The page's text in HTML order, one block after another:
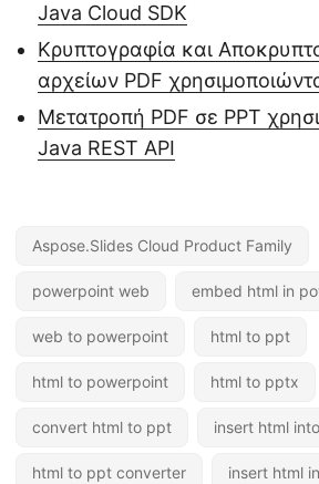
Java Cloud SDK
Κρυπτογραφία και
αρχείων PDF
Μετατροπή PDF σε PPT
Java REST API
Aspose.Slides Cloud Product Family
powerpoint web embed html in
web to powerpoint html to ppt
html to powerpoint html to pptx
convert html to ppt insert html
html to ppt converter insert html